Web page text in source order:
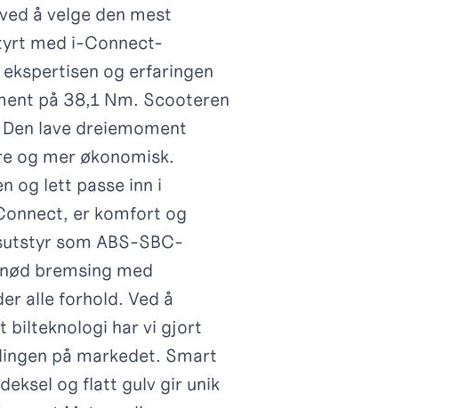
å velge den mest
med i-Connect-
og erfaringen
på 38,1 Nm. Scooteren
lave dreiemoment
og mer økonomisk.
og lett passe inn i
er komfort og
som ABS-SBC-
bremsing med
alle forhold. Ved å
bilteknologi har vi gjort
på markedet. Smart
og flatt gulv gir unik